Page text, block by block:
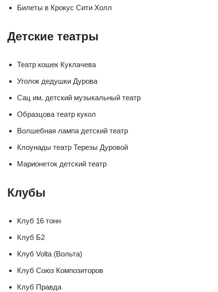
Билеты в Крокус Сити Холл
Детские театры
Театр кошек Куклачева
Уголок дедушки Дурова
Сац им. детский музыкальный театр
Образцова театр кукол
Волшебная лампа детский театр
Клоунады театр Терезы Дуровой
Марионеток детский театр
Клубы
Клуб 16 тонн
Клуб Б2
Клуб Volta (Вольта)
Клуб Союз Композиторов
Клуб Правда